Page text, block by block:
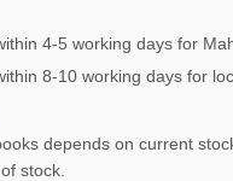
4-5 working days for
8-10 working days for
depends on current
stock.